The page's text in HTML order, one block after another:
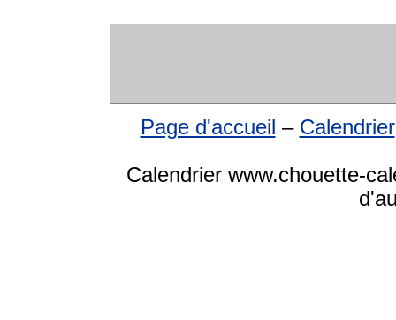
Page d'accueil – Calendrier
Calendrier www.chouette-